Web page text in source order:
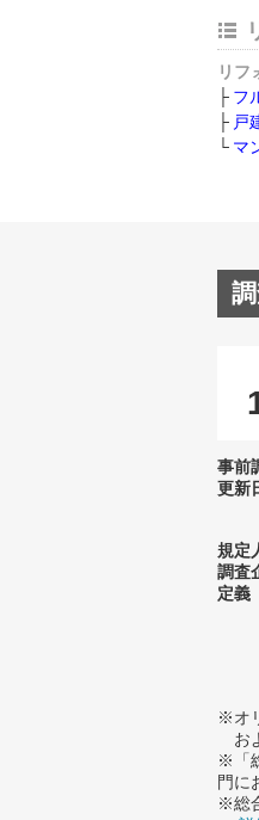
リフ
フ
戸
マ
事前
更新
規定
調査
定義
※オ
お
※「
門に
※総